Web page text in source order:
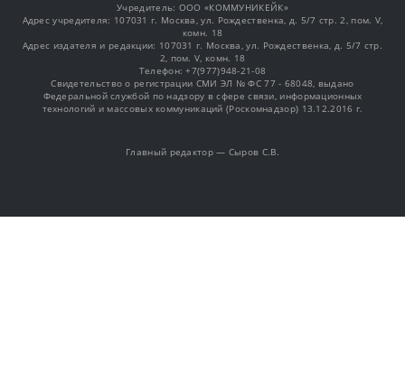
Учредитель: OOO «КОММУНИКЕЙК»
Адрес учредителя: 107031 г. Москва, ул. Рождественка, д. 5/7 стр. 2, пом. V,
комн. 18
Адрес издателя и редакции: 107031 г. Москва, ул. Рождественка, д. 5/7 стр.
2, пом. V, комн. 18
Телефон: +7(977)948-21-08
Свидетельство о регистрации СМИ ЭЛ № ФС 77 - 68048, выдано
Федеральной службой по надзору в сфере связи, информационных
технологий и массовых коммуникаций (Роскомнадзор) 13.12.2016 г.
Главный редактор — Сыров С.В.